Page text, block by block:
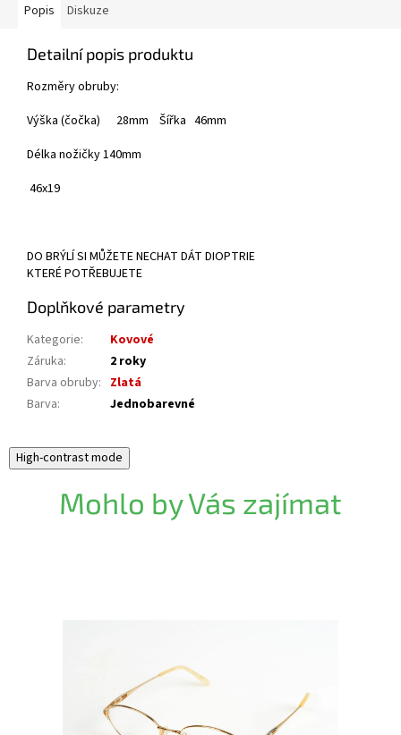
Popis Diskuze
Detailní popis produktu
Rozměry obruby:
Výška (čočka) 28mm Šířka 46mm
Délka nožičky 140mm
46x19
DO BRÝLÍ SI MŮŽETE NECHAT DÁT DIOPTRIE
KTERÉ POTŘEBUJETE
Doplňkové parametry
Kategorie:
Kovové
Záruka:
2 roky
Barva obruby: Zlatá
Barva: Jednobarevné
High-contrast mode
Mohlo by Vás zajímat